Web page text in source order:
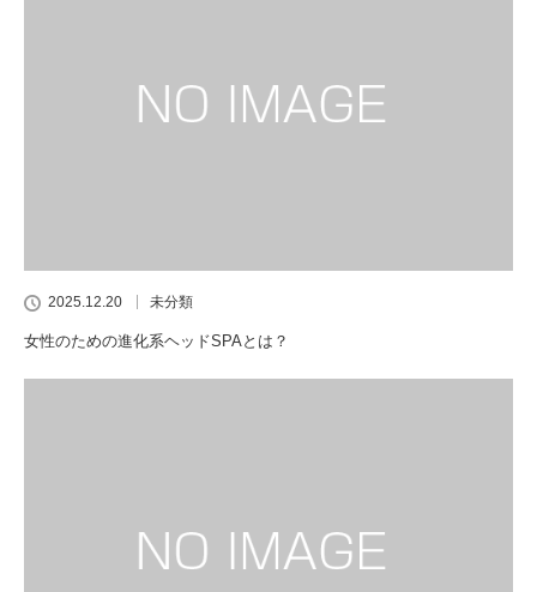
2025.12.20 未分類
女性のための進化系ヘッドSPAとは？